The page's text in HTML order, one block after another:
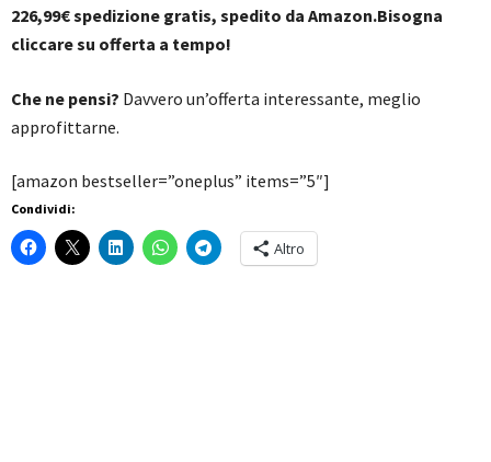
226,99€ spedizione gratis, spedito da Amazon.Bisogna
cliccare su offerta a tempo!
Che ne pensi? Davvero un’offerta interessante, meglio
approfittarne.
[amazon bestseller=”oneplus” items=”5″]
Condividi:
Altro